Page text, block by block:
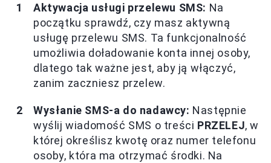
Aktywacja usługi przelewu SMS: Na
początku sprawdź, czy masz aktywną
usługę przelewu SMS. Ta funkcjonalność
umożliwia doładowanie konta innej osoby,
dlatego tak ważne jest, aby ją włączyć,
zanim zaczniesz przelew.
Wysłanie SMS-a do nadawcy: Następnie
wyślij wiadomość SMS o treści PRZELEJ, w
której określisz kwotę oraz numer telefonu
osoby, która ma otrzymać środki. Na